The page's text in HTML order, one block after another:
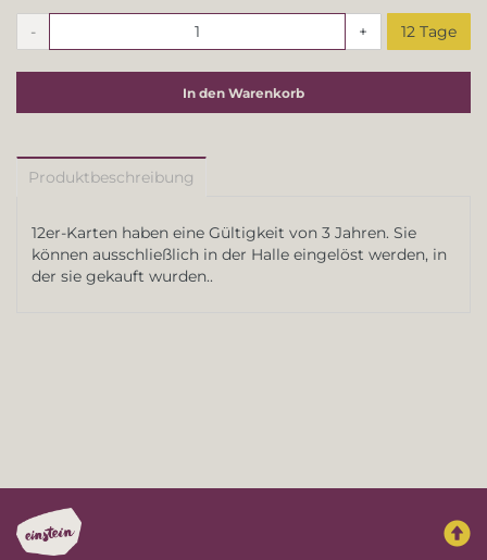
- + 12 Tage
In den Warenkorb
Produktbeschreibung
12er-Karten haben eine Gültigkeit von 3 Jahren. Sie
können ausschließlich in der Halle eingelöst werden, in
der sie gekauft wurden..